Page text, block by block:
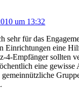
um 13:32
sehr für das
Einrichtungen eine
4-Empfänger sollten
eine gewisse
gemeinnützliche